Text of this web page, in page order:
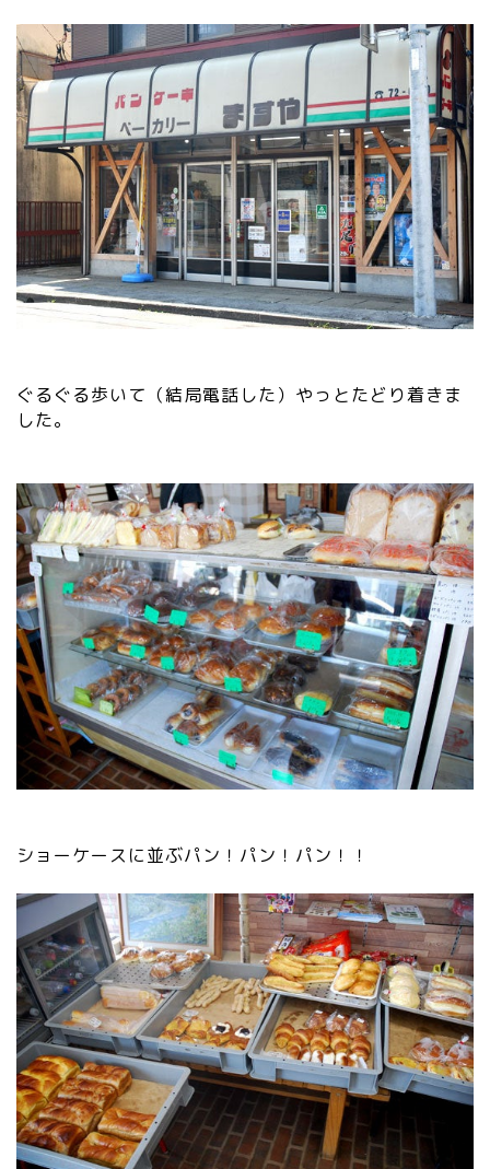
ぐるぐる歩いて（結局電話した）やっとたどり着きま
した。
ショーケースに並ぶパン！パン！パン！！